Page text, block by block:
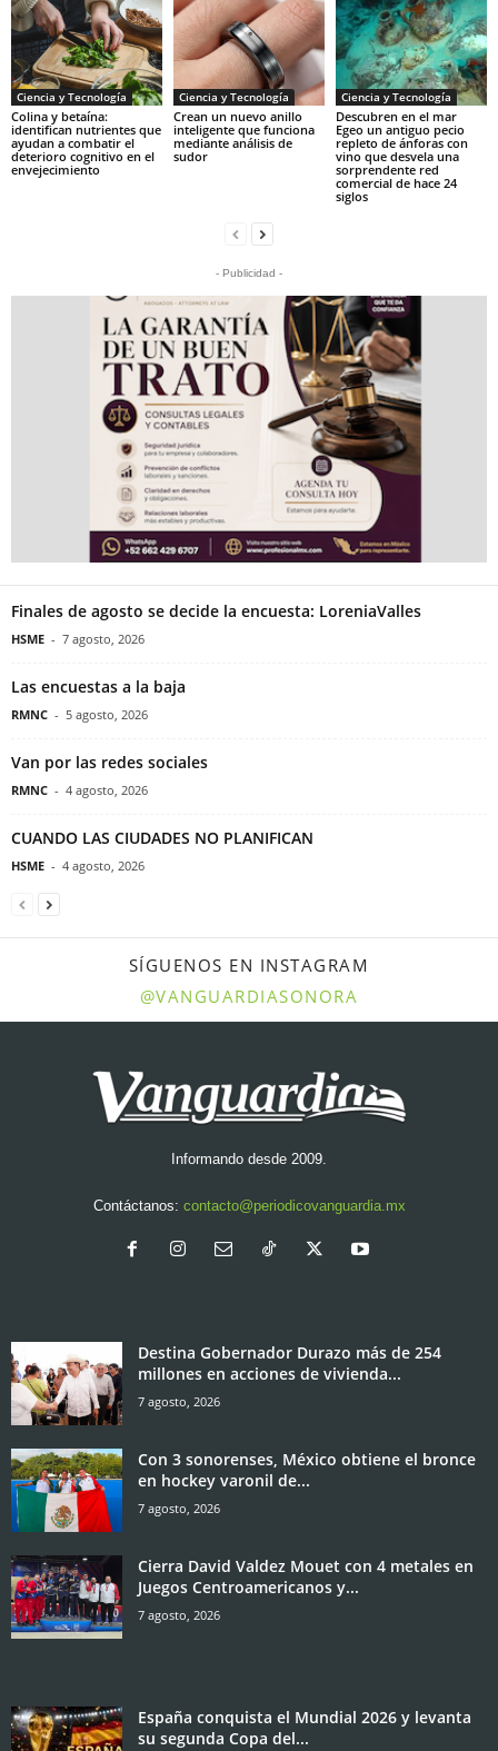
Ciencia y Tecnología
Colina y betaína:
identifican nutrientes que
ayudan a combatir el
deterioro cognitivo en el
envejecimiento
Ciencia y Tecnología
Crean un nuevo anillo
inteligente que funciona
mediante análisis de
sudor
Ciencia y Tecnología
Descubren en el mar
Egeo un antiguo pecio
repleto de ánforas con
vino que desvela una
sorprendente red
comercial de hace 24
siglos
- Publicidad -
Finales de agosto se decide la encuesta: LoreniaValles
HSME - 7 agosto, 2026
Las encuestas a la baja
RMNC - 5 agosto, 2026
Van por las redes sociales
RMNC - 4 agosto, 2026
CUANDO LAS CIUDADES NO PLANIFICAN
HSME - 4 agosto, 2026
SÍGUENOS EN INSTAGRAM
@VANGUARDIASONORA
Informando desde 2009.
Contáctanos: contacto@periodicovanguardia.mx
Destina Gobernador Durazo más de 254
millones en acciones de vivienda...
7 agosto, 2026
Con 3 sonorenses, México obtiene el bronce
en hockey varonil de...
7 agosto, 2026
Cierra David Valdez Mouet con 4 metales en
Juegos Centroamericanos y...
7 agosto, 2026
España conquista el Mundial 2026 y levanta
su segunda Copa del...